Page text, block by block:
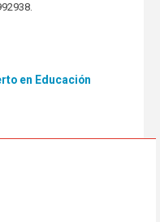
en Educación